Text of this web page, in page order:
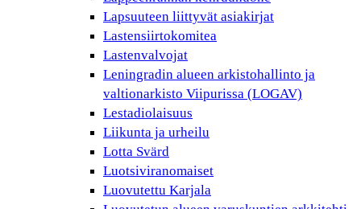
Lapsuuteen liittyvät asiakirjat
Lastensiirtokomitea
Lastenvalvojat
Leningradin alueen arkistohallinto ja
valtionarkisto Viipurissa (LOGAV)
Lestadiolaisuus
Liikunta ja urheilu
Lotta Svärd
Luotsiviranomaiset
Luovutettu Karjala